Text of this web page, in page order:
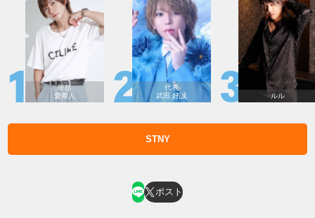
統括
愛希人
代表
武田 好誠
ルル
STNY
ポスト